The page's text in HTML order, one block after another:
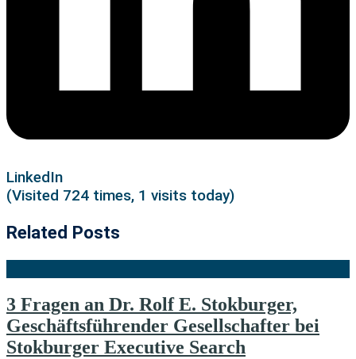
LinkedIn
(Visited 724 times, 1 visits today)
Related Posts
3 Fragen an Dr. Rolf E. Stokburger,
Geschäftsführender Gesellschafter bei
Stokburger Executive Search